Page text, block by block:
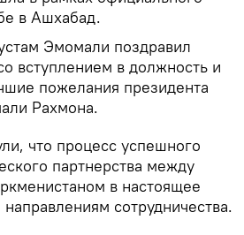
в Ашхабад.
Эмомали поздравил
вступлением в должность и
пожелания президента
Рахмона.
что процесс успешного
партнерства между
в настоящее
сотрудничества.